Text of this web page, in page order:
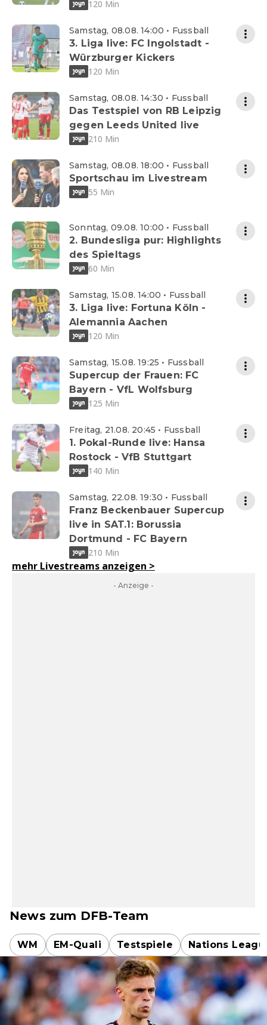
120 Min
Samstag, 08.08. 14:00 • Fussball
3. Liga live: FC Ingolstadt -
Würzburger Kickers
120 Min
Samstag, 08.08. 14:30 • Fussball
Das Testspiel von RB Leipzig
gegen Leeds United live
210 Min
Samstag, 08.08. 18:00 • Fussball
Sportschau im Livestream
55 Min
Sonntag, 09.08. 10:00 • Fussball
2. Bundesliga pur: Highlights
des Spieltags
60 Min
Samstag, 15.08. 14:00 • Fussball
3. Liga live: Fortuna Köln -
Alemannia Aachen
120 Min
Samstag, 15.08. 19:25 • Fussball
Supercup der Frauen: FC
Bayern - VfL Wolfsburg
125 Min
Freitag, 21.08. 20:45 • Fussball
1. Pokal-Runde live: Hansa
Rostock - VfB Stuttgart
140 Min
Samstag, 22.08. 19:30 • Fussball
Franz Beckenbauer Supercup
live in SAT.1: Borussia
Dortmund - FC Bayern
210 Min
mehr Livestreams anzeigen >
- Anzeige -
News zum DFB-Team
WM EM-Quali Testspiele Nations